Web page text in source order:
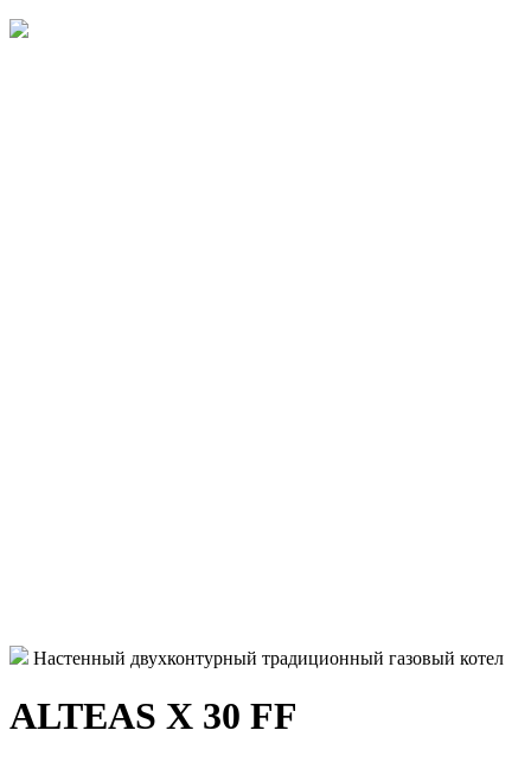
Настенный двухконтурный традиционный газовый котел
ALTEAS X 30 FF